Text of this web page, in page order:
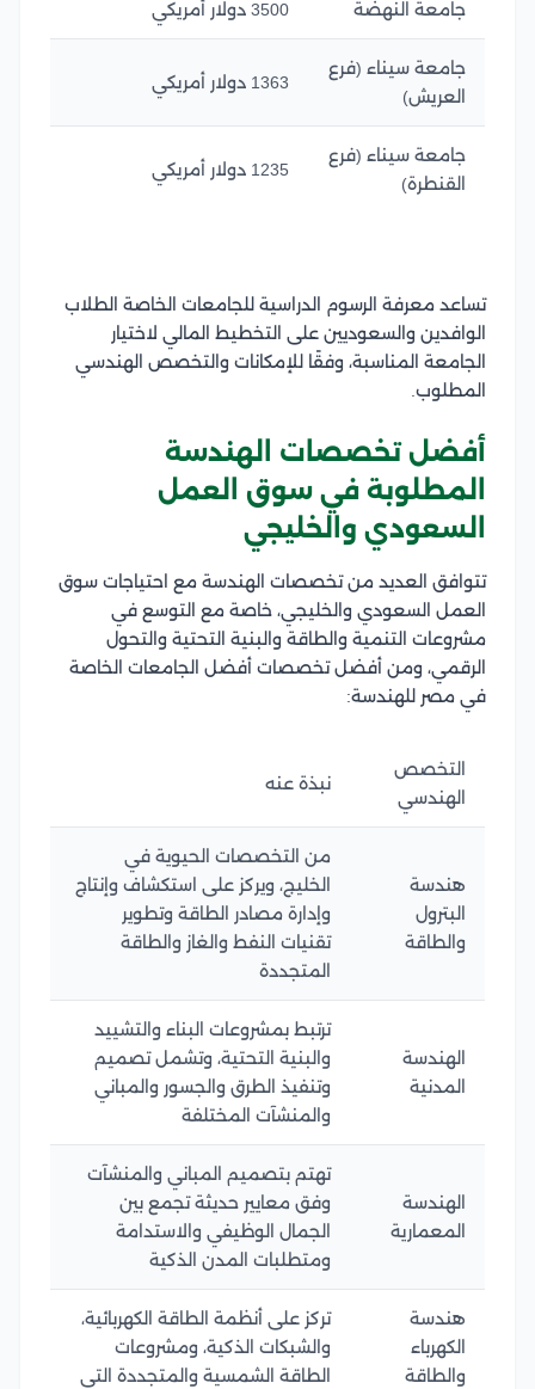
جامعة النهضة 3500 دولار أمريكي
جامعة سيناء (فرع
العريش)
1363 دولار أمريكي
جامعة سيناء (فرع
القنطرة)
1235 دولار أمريكي
تساعد معرفة الرسوم الدراسية للجامعات الخاصة الطلاب
الوافدين والسعوديين على التخطيط المالي لاختيار
الجامعة المناسبة، وفقًا للإمكانات والتخصص الهندسي
المطلوب.
أفضل تخصصات الهندسة
المطلوبة في سوق العمل
السعودي والخليجي
تتوافق العديد من تخصصات الهندسة مع احتياجات سوق
العمل السعودي والخليجي، خاصة مع التوسع في
مشروعات التنمية والطاقة والبنية التحتية والتحول
الرقمي، ومن أفضل تخصصات أفضل الجامعات الخاصة
في مصر للهندسة:
التخصص
الهندسي
نبذة عنه
هندسة
البترول
والطاقة
من التخصصات الحيوية في
الخليج، ويركز على استكشاف وإنتاج
وإدارة مصادر الطاقة وتطوير
تقنيات النفط والغاز والطاقة
المتجددة
الهندسة
المدنية
ترتبط بمشروعات البناء والتشييد
والبنية التحتية، وتشمل تصميم
وتنفيذ الطرق والجسور والمباني
والمنشآت المختلفة
الهندسة
المعمارية
تهتم بتصميم المباني والمنشآت
وفق معايير حديثة تجمع بين
الجمال الوظيفي والاستدامة
ومتطلبات المدن الذكية
هندسة
الكهرباء
والطاقة
تركز على أنظمة الطاقة الكهربائية،
والشبكات الذكية، ومشروعات
الطاقة الشمسية والمتجددة التي